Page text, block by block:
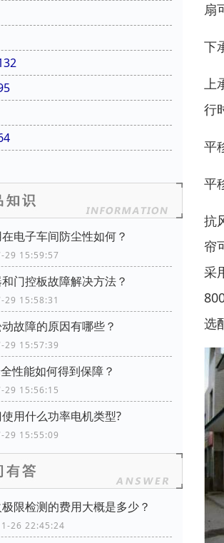
电子车间防尘性如何？
29 15:59:57
门控板故障解决方法？
29 15:58:31
故障的原因有哪些？
29 15:57:39
性能如何得到保障？
29 15:56:15
用什么功率电机类型?
29 15:55:09
限检测的费用大概是多少？
26 22:45:24
扇
下
上
行
平
平
抗
帘
采
选